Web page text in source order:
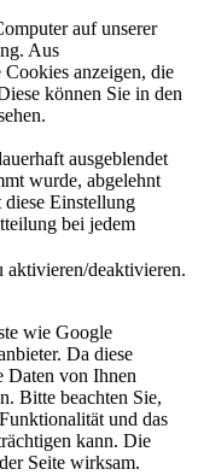
auf unserer
Aus
anzeigen, die
können Sie in den
ausgeblendet
wurde, abgelehnt
Einstellung
bei jedem
deaktivieren.
wie Google
Da diese
Daten von Ihnen
Bitte beachten Sie,
und das
kann. Die
Seite wirksam.